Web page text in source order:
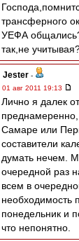
трансферного
УЕФА
так,не
Jester -
01 авг 2011 19:13
Лично я далек
Самаре или
составители
думать нечем.
очередной раз
всем в
необходимость
понедельник и
что непонятно.